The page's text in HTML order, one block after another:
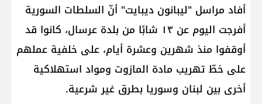
أفاد مراسل "ليبانون ديبايت" أنّ السلطات السورية
أفرجت اليوم عن ١٣ شابًا من بلدة عرسال، كانوا قد
أوقفوا منذ شهرين وعشرة أيام، على خلفية عملهم
على خطّ تهريب مادة المازوت ومواد استهلاكية
أخرى بين لبنان وسوريا بطرق غير شرعية.